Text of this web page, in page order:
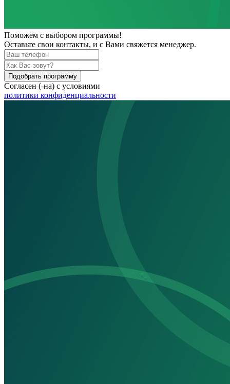
Поможем с выбором программы!
Оставьте свои контакты, и с Вами свяжется менеджер.
Подобрать программу
Согласен (-на) с условиями
политики конфиденциальности